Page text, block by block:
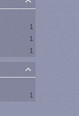
1
1
1
1